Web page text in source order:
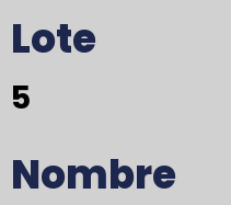
Lote
5
Nombre